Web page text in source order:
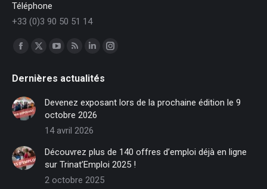
Téléphone
+33 (0)3 90 50 51 14
Trouvez nous sur :
Facebook
opens
in
new
window
X
opens
new
window
opens
in
new
window
opens
in
new
window
LinkedIn
opens
in
new
window
Instagram
in
Dernières actualités
Devenez exposant lors de la prochaine édition le 9
octobre 2026
14 avril 2026
Découvrez plus de 140 offres d’emploi déjà en ligne
sur Trinat’Emploi 2025 !
2 octobre 2025